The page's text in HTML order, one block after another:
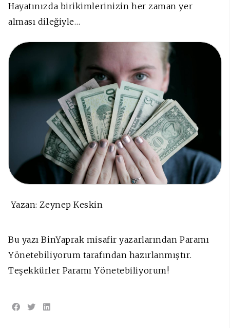
Hayatınızda birikimlerinizin her zaman yer
alması dileğiyle…
Yazan: Zeynep Keskin
Bu yazı BinYaprak misafir yazarlarından Paramı
Yönetebiliyorum tarafından hazırlanmıştır.
Teşekkürler Paramı Yönetebiliyorum!